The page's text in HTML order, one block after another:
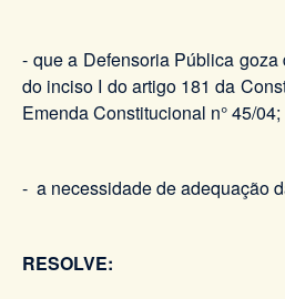
- que a Defensoria Pública goza
do inciso I do artigo 181 da
Emenda Constitucional n° 45/04;
- a necessidade de adequação
RESOLVE: